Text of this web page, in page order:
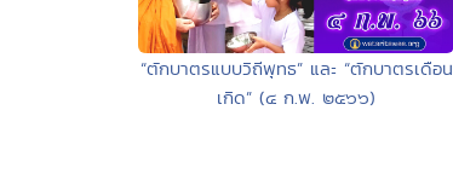
“ตักบาตรแบบวิถีพุทธ” และ “ตักบาตรเดือน
เกิด” (๔ ก.พ. ๒๕๖๖)